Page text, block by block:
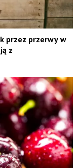
przez przerwy w
z